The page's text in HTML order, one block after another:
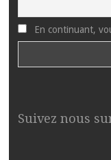
En continuant,
Suivez nous